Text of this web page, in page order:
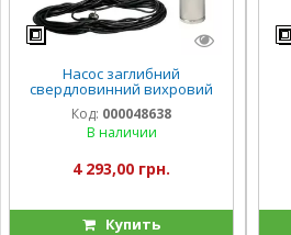
Насос заглибний
свердловинний вихровий
Vitals aqua 4DV 2023-0.75rc
Код: 000048638
В наличии
4 293,00 грн.
Купить